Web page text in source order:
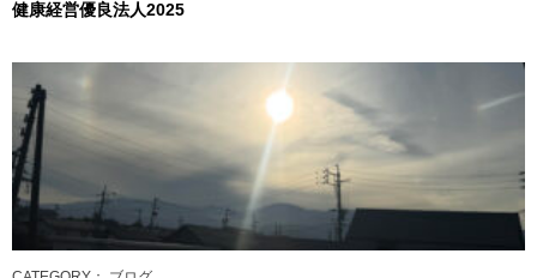
健康経営優良法人2025